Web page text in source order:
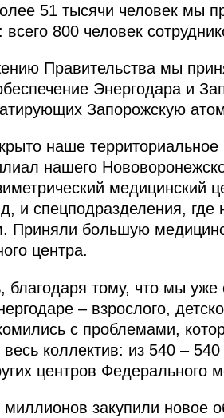
51 тысячи человек мы
800 человек
Правительства мы
Энергодара и
Запорожскую
наше территориальное
нашего
медицинский
и спецподразделения,
Приняли большую
центра.
благодаря тому, что мы
– взрослого,
с проблемами,
весь коллектив: из 540 –
центров Федерального
закупили новое